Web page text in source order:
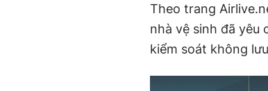
Theo trang
nhà vệ sinh đã yêu
kiểm soát không